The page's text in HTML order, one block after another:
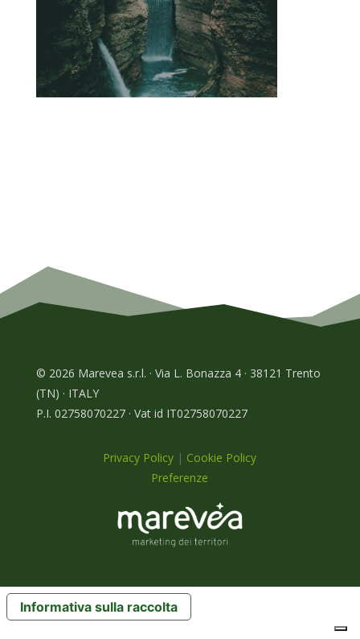
© 2026 Marevea s.r.l. · Via L. Bonazza 4 · 38121 Trento
(TN) · ITALY
P.I. 02758070227 · Vat id IT02758070227
Privacy Policy | Cookie Policy
Preferenze
Informativa sulla raccolta